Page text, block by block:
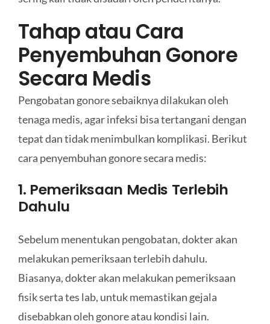
Tahap atau Cara
Penyembuhan Gonore
Secara Medis
Pengobatan gonore sebaiknya dilakukan oleh
tenaga medis, agar infeksi bisa tertangani dengan
tepat dan tidak menimbulkan komplikasi. Berikut
cara penyembuhan gonore secara medis:
1. Pemeriksaan Medis Terlebih
Dahulu
Sebelum menentukan pengobatan, dokter akan
melakukan pemeriksaan terlebih dahulu.
Biasanya, dokter akan melakukan pemeriksaan
fisik serta tes lab, untuk memastikan gejala
disebabkan oleh gonore atau kondisi lain.